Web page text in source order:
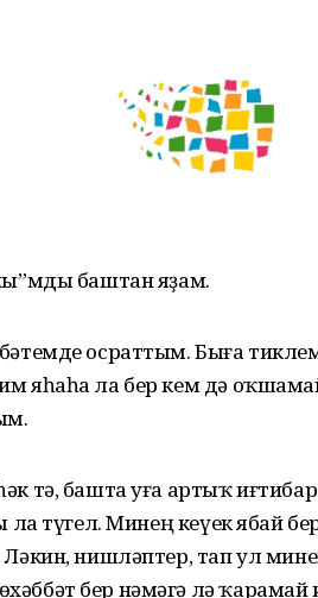
баштан яҙам.
осраттым. Быға
яһаһа ла бер кем дә
тә, башта уға артыҡ иғтибар
түгел. Минең кеүек ябай
нишләптер, тап ул
бер нәмәгә лә ҡарамай